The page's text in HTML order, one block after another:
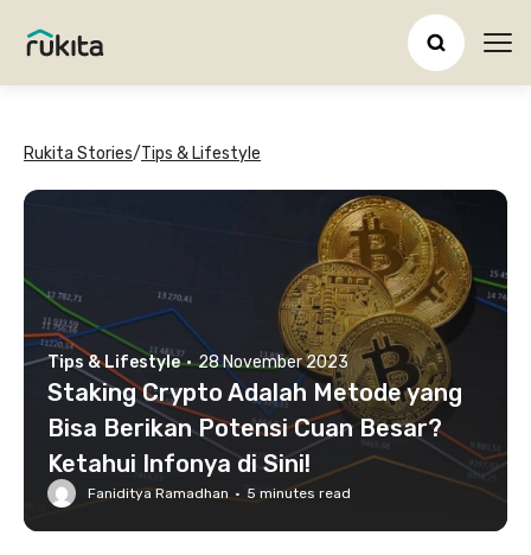
Rukita Stories/Tips & Lifestyle
Tips & Lifestyle · 28 November 2023
Staking Crypto Adalah Metode yang
Bisa Berikan Potensi Cuan Besar?
Ketahui Infonya di Sini!
Faniditya Ramadhan · 5 minutes read